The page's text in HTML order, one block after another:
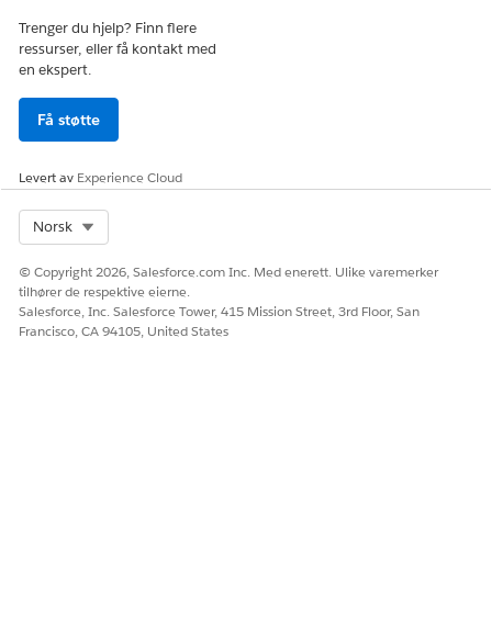
Trenger du hjelp? Finn flere
ressurser, eller få kontakt med
en ekspert.
Få støtte
Levert av Experience Cloud
Norsk
© Copyright 2026, Salesforce.com Inc. Med enerett. Ulike varemerker
tilhører de respektive eierne.
Salesforce, Inc. Salesforce Tower, 415 Mission Street, 3rd Floor, San
Francisco, CA 94105, United States